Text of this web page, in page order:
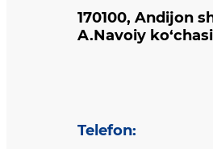
170100, Andijon
A.Navoiy
Telefon: